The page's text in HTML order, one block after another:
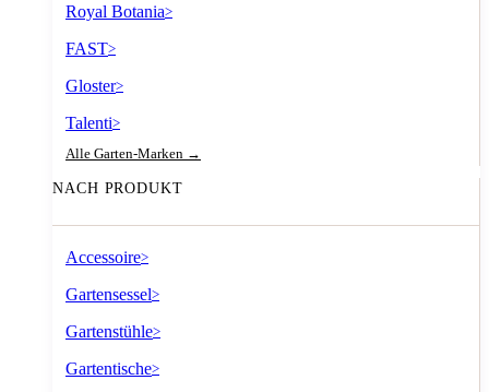
Royal Botania>
FAST>
Gloster>
Talenti>
Alle Garten-Marken →
NACH PRODUKT
Accessoire>
Gartensessel>
Gartenstühle>
Gartentische>